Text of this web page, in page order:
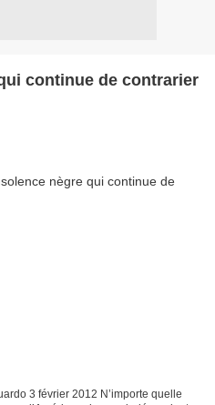
continue de contrarier
3 février 2012 N’importe quelle